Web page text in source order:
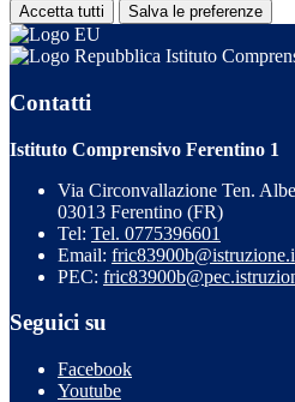
Accetta tutti Salva le preferenze
Istituto
Contatti
Istituto Comprensivo Ferentino 1
Via Circonvallazione Ten.
03013 Ferentino (FR)
Tel: Tel. 0775396601
Email:
PEC:
Seguici su
Facebook
Youtube